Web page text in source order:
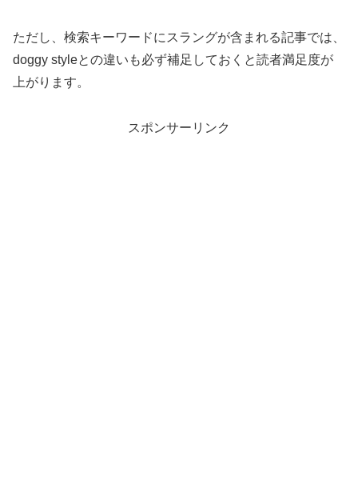
ただし、検索キーワードにスラングが含まれる記事では、
doggy styleとの違いも必ず補足しておくと読者満足度が
上がります。
スポンサーリンク